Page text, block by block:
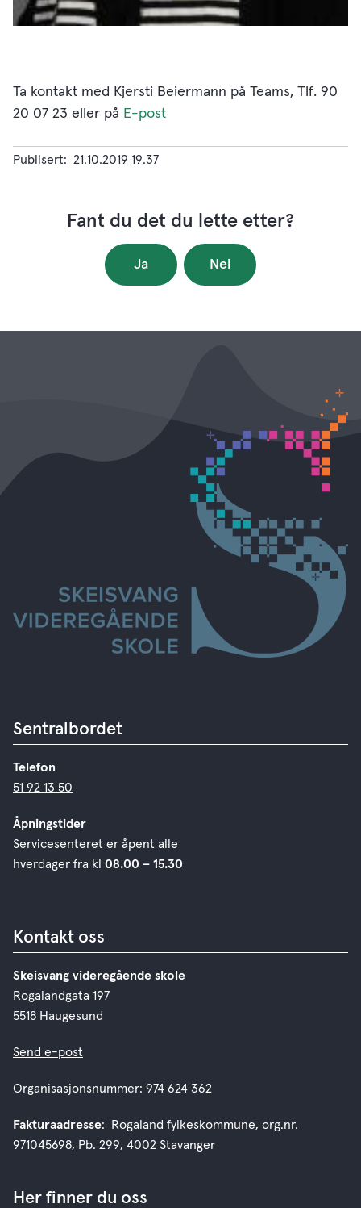
Ta kontakt med Kjersti Beiermann på Teams, Tlf. 90
20 07 23 eller på E-post
Publisert 21.10.2019 19.37
Fant du det du lette etter?
Ja Nei
Sentralbordet
Telefon
51 92 13 50
Åpningstider
Servicesenteret er åpent alle
hverdager fra kl 08.00 – 15.30
Kontakt oss
Skeisvang videregående skole
Rogalandgata 197
5518 Haugesund
Send e-post
Organisasjonsnummer: 974 624 362
Fakturaadresse: Rogaland fylkeskommune, org.nr.
971045698, Pb. 299, 4002 Stavanger
Her finner du oss